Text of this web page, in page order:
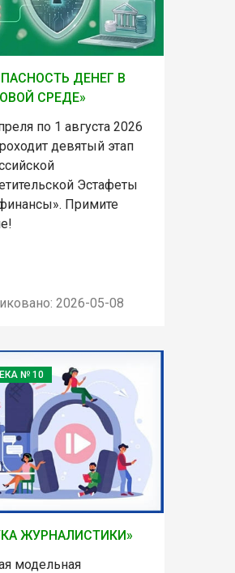
ДЕНЕГ В
СРЕДЕ»
по 1 августа 2026
девятый этап
Эстафеты
Примите
2026-05-08
№ 10
ЖУРНАЛИСТИКИ»
модельная